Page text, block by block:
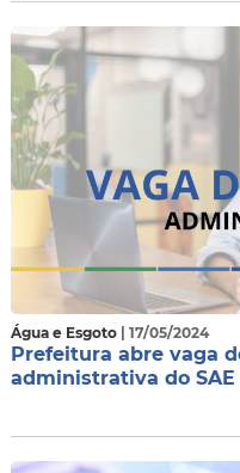
Água e Esgoto | 17/05/2024
Prefeitura abre vaga
administrativa do SAE